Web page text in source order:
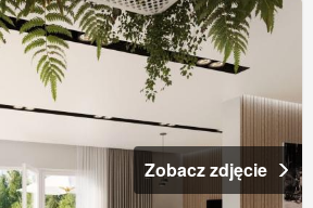
Zobacz zdjęcie